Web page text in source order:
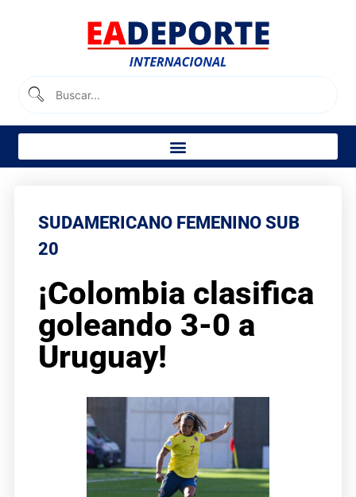
SUDAMERICANO FEMENINO SUB
20
¡Colombia clasifica
goleando 3-0 a
Uruguay!